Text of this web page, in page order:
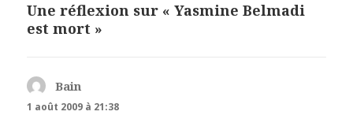
Une réflexion sur « Yasmine Belmadi
est mort »
Bain
1 août 2009 à 21:38